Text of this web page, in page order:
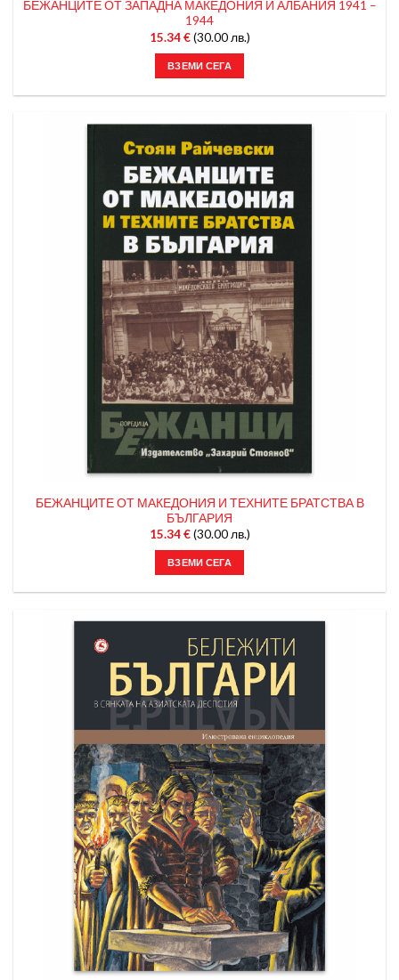
БЕЖАНЦИТЕ ОТ ЗАПАДНА МАКЕДОНИЯ И АЛБАНИЯ 1941 –
1944
15.34€ (30.00 лв.)
ВЗЕМИ СЕГА
БЕЖАНЦИТЕ ОТ МАКЕДОНИЯ И ТЕХНИТЕ БРАТСТВА В
БЪЛГАРИЯ
15.34€ (30.00 лв.)
ВЗЕМИ СЕГА